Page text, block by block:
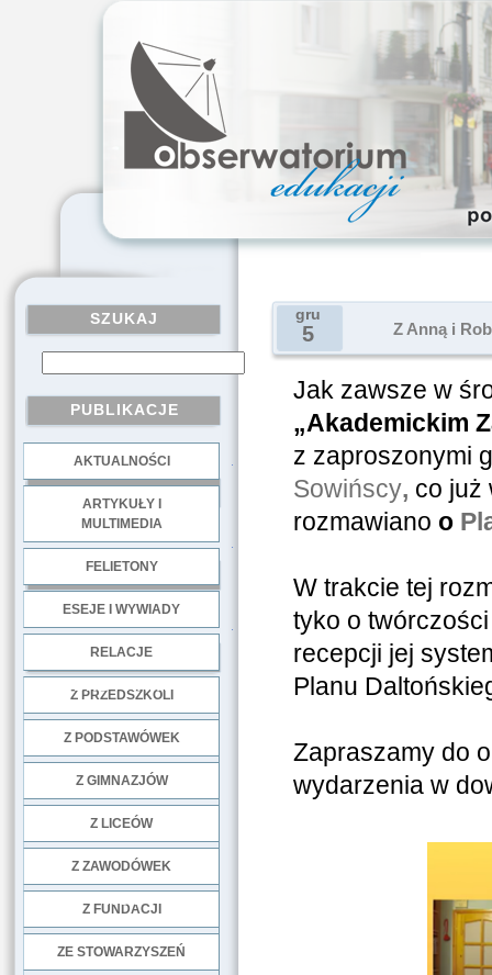
SZUKAJ
PUBLIKACJE
AKTUALNOŚCI
ARTYKUŁY I
MULTIMEDIA
FELIETONY
ESEJE I WYWIADY
RELACJE
Z PRZEDSZKOLI
Z PODSTAWÓWEK
Z GIMNAZJÓW
Z LICEÓW
Z ZAWODÓWEK
Z FUNDACJI
ZE STOWARZYSZEŃ
gru
5 Z Anną i
Jak zawsze w
„Akademickim
z zaproszonymi
Sowińscy, co już
rozmawiano o
W trakcie tej
tyko o
recepcji jej
Planu
Zapraszamy do
wydarzenia w